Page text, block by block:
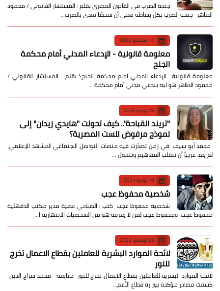
جنحة الضرب في القانون المصري بقلم : المستشار القانوني / محمود
الطاهر جنحة الضرب بكل بساطة تعني أن شخصًا تعدى بالضرب…
14 سبتمبر 2022
معلومة قانونية - الإدعاء المدني أمام محكمة
الجنح
معلومة قانونية الإدعاء المدني أمام محكمة الجنح؟ بقلم : المستشار القانوني /
محمود الطاهر هو ليه بندعي مدني أمام محكمة …
25 يوليو 2026
​"تريند القباحة".. كيف تحولت "هايدي زيدان" إلى
نموذج مرفوض للست المصرية؟
​ محمد أبو سيف ​في زمن تصدّرت فيه منصات التواصل الاجتماعي المشهد الإعلامي،
لم يعد غريباً أن تنقلب المفاهيم وتتحول …
10 يونيو 2021
شخصية محفوظ عجب
شخصية محفوظ عجب كتب : الصباحي عطية مدير مكتب الدقهلية
محفوظ عجب ومحفوظ عجب لمن لا يعرفه هو من الشخصيات الانتهازية ا…
23 نوفمبر 2022
لائحة الموارد البشرية للعاملين بقطاع الاعمال تخرج
للنور
لائحة الموارد البشرية للعاملين بقطاع الاعمال تخرج للنور متابعه:- محمد سراج الدين
كشفت مصادر مؤكدة بوزارة قطاع الأعم…